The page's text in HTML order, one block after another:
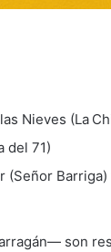
Nieves (La
del 71)
(Señor
son